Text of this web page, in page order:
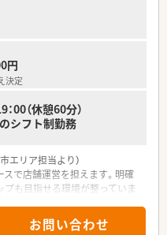
円
決定
00（休憩60分）
シフト制勤務
エリア担当より）
で店舗運営を担えます。明確
も目指せる環境が整っていま
＊
お問い合わせ